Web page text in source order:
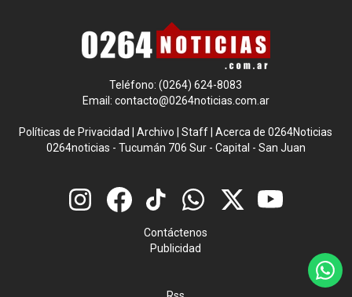
Teléfono: (0264) 624-8083
Email: contacto@0264noticias.com.ar
Políticas de Privacidad |Archivo |Staff |Acerca de 0264Noticias
0264noticias - Tucumán 706 Sur - Capital - San Juan
Contáctenos
Publicidad